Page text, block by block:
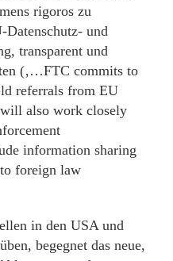
rigoros zu
Datenschutz- und
transparent und
(‚…FTC commits to
referrals from EU
also work closely
information sharing
foreign law
in den USA und
begegnet das neue,